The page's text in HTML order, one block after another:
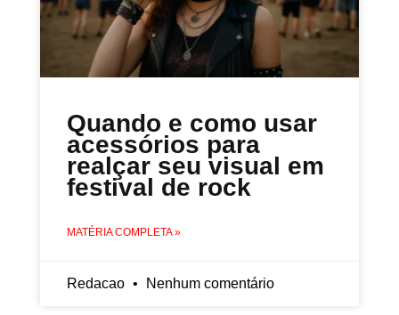
Quando e como usar
acessórios para
realçar seu visual em
festival de rock
MATÉRIA COMPLETA »
Redacao Nenhum comentário